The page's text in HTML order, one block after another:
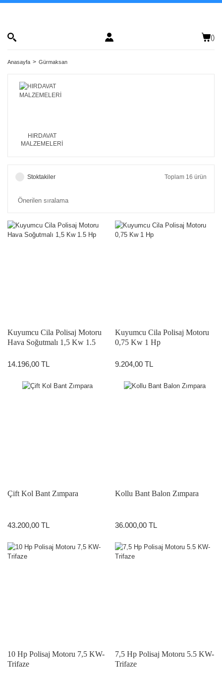
()
Anasayfa Gürmaksan
HIRDAVAT
MALZEMELERİ
Stoktakiler Toplam 16 ürün
Kuyumcu Cila Polisaj Motoru
Hava Soğutmalı 1,5 Kw 1.5
14.196,00 TL
Kuyumcu Cila Polisaj Motoru
0,75 Kw 1 Hp
9.204,00 TL
Çift Kol Bant Zımpara
43.200,00 TL
Kollu Bant Balon Zımpara
36.000,00 TL
10 Hp Polisaj Motoru 7,5 KW-
Trifaze
7,5 Hp Polisaj Motoru 5.5 KW-
Trifaze